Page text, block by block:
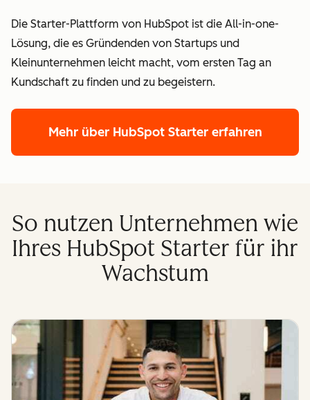
Die Starter-Plattform von HubSpot ist die All-in-one-
Lösung, die es Gründenden von Startups und
Kleinunternehmen leicht macht, vom ersten Tag an
Kundschaft zu finden und zu begeistern.
Mehr über HubSpot Starter erfahren
So nutzen Unternehmen wie
Ihres HubSpot Starter für ihr
Wachstum